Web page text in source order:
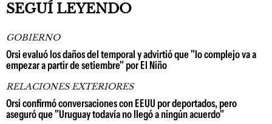
SEGUÍ LEYENDO
GOBIERNO
Orsi evaluó los daños del temporal y advirtió que "lo complejo va a
empezar a partir de setiembre" por El Niño
RELACIONES EXTERIORES
Orsi confirmó conversaciones con EEUU por deportados, pero
aseguró que "Uruguay todavía no llegó a ningún acuerdo"